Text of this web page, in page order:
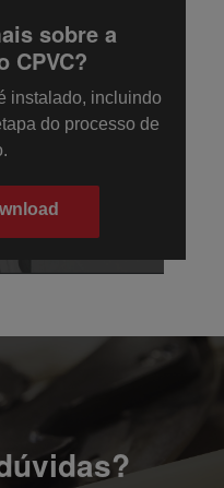
sobre a
CPVC?
instalado, incluindo
do processo de